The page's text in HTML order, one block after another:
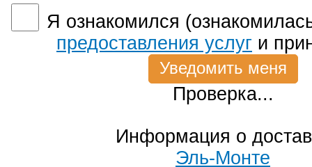
Я ознакомился
предоставления услуг и
Проверка...
Информация о
Эль-Монте